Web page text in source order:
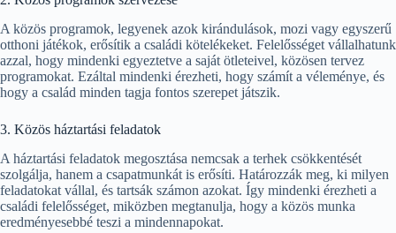
A közös programok, legyenek azok kirándulások, mozi vagy egyszerű
otthoni játékok, erősítik a családi kötelékeket. Felelősséget vállalhatunk
azzal, hogy mindenki egyeztetve a saját ötleteivel, közösen tervez
programokat. Ezáltal mindenki érezheti, hogy számít a véleménye, és
hogy a család minden tagja fontos szerepet játszik.
3. Közös háztartási feladatok
A háztartási feladatok megosztása nemcsak a terhek csökkentését
szolgálja, hanem a csapatmunkát is erősíti. Határozzák meg, ki milyen
feladatokat vállal, és tartsák számon azokat. Így mindenki érezheti a
családi felelősséget, miközben megtanulja, hogy a közös munka
eredményesebbé teszi a mindennapokat.